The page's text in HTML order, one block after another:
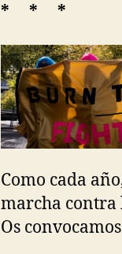
* * *
Como cada
marcha contra
Os